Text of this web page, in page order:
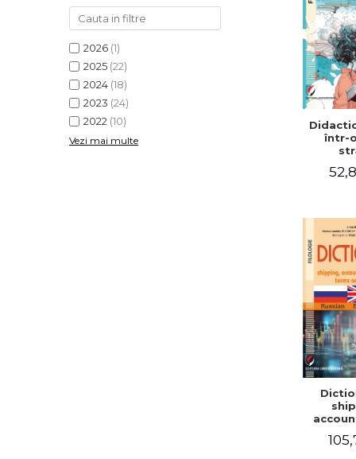
2026 (1)
2025 (22)
2024 (18)
2023 (24)
2022 (10)
Vezi mai multe
într-